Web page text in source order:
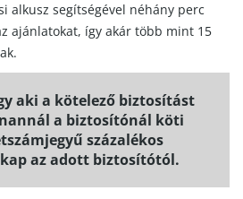
alkusz segítségével néhány perc
ajánlatokat, így akár több mint 15
aki a kötelező biztosítást
a biztosítónál köti
százalékos
az adott biztosítótól.